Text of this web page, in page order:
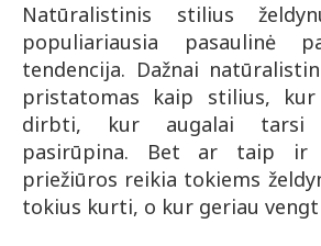
Natūralistinis stilius
populiariausia pasaulinė
tendencija. Dažnai
pristatomas kaip stilius,
dirbti, kur augalai tarsi
pasirūpina. Bet ar taip ir
priežiūros reikia tokiems
tokius kurti, o kur geriau